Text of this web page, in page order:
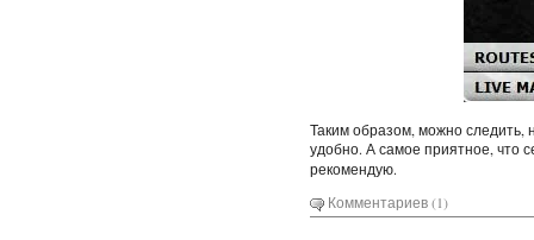
Таким образом, можно
удобно. А самое приятное, что
рекомендую.
Комментариев (1)